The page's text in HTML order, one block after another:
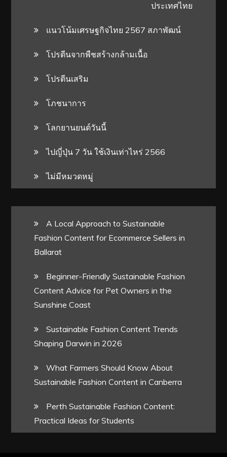
ประเทศไทย
แนวโน้มเศรษฐกิจไทย 2567 สภาพัฒน์
โปรตีนจากพืชสร้างกล้ามเนื้อ
โปรตีนเสริม
โภชนาการ
โลกยานยนต์วันนี้
ไปญี่ปุ่น 7 วัน ใช้เงินเท่าไหร่ 2566
ไม่มีหมวดหมู่
A Local Approach to Sustainable
Fashion Content for Ecommerce Sellers in
Ballarat
Beginner-Friendly Sustainable Fashion
Content Advice for Pet Owners in the
Sunshine Coast
Sustainable Fashion Content Trends
Shaping Darwin in 2026
What Farmers Should Know About
Sustainable Fashion Content in Canberra
Perth Sustainable Fashion Content:
Practical Ideas for Students